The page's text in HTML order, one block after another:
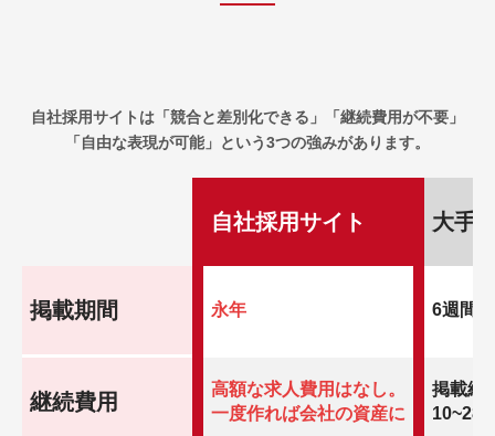
自社採用サイトは「競合と差別化できる」「継続費用が不要」
「自由な表現が可能」という3つの強みがあります。
自社採用サイト 大手
掲載期間 永年 6週間
継続費用
高額な求人費用はなし。
一度作れば会社の資産に
掲載継